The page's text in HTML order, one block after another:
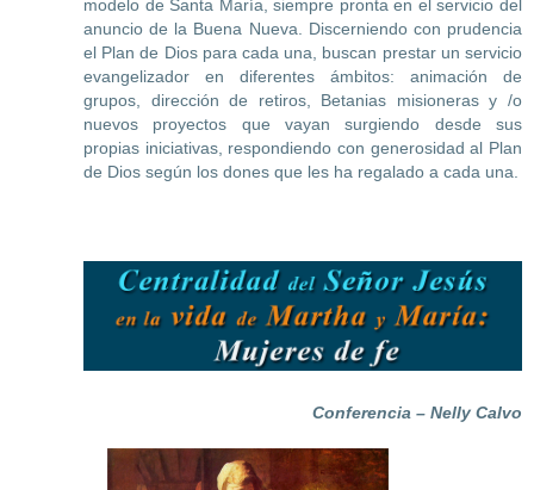
modelo de Santa María, siempre pronta en el servicio del
anuncio de la Buena Nueva. Discerniendo con prudencia
el Plan de Dios para cada una, buscan prestar un servicio
evangelizador en diferentes ámbitos: animación de
grupos, dirección de retiros, Betanias misioneras y /o
nuevos proyectos que vayan surgiendo desde sus
propias iniciativas, respondiendo con generosidad al Plan
de Dios según los dones que les ha regalado a cada una.
Conferencia – Nelly Calvo